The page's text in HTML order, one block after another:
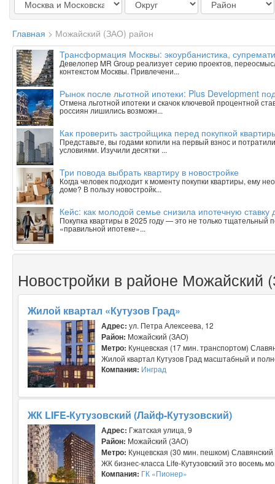
Главная > Можайский (ЗАО) район
Трансформация Москвы: экоурбанистика,
Девелопер MR Group реализует серию проектов,
контекстом Москвы. Привлечени...
Рынок после льготной ипотеки: Plus Development
Отмена льготной ипотеки и скачок ключевой процентной
россиян лишились возможн...
Как проверить застройщика перед покупкой
Представьте, вы годами копили на первый взнос и
условиями. Изучили десятки ...
Три повода выбрать квартиру в новостройке
Когда человек подходит к моменту покупки квартиры, ему
доме? В пользу новостройк...
Кейс: как молодой семье снизила ипотечную
Покупка квартиры в 2025 году — это не только тщательный
«правильной ипотеке»...
Новостройки в районе Можайский
Жилой квартал «Кутузов Град»
Адрес: ул. Петра Алексеева, 12
Район: Можайский (ЗАО)
Метро: Кунцевская (17 мин. транспортом)
Жилой квартал Кутузов Град масштабный и
Компания: Инград
ЖК LIFE-Кутузовский (Лайф-Кутузовский)
Адрес: Гжатская улица, 9
Район: Можайский (ЗАО)
Метро: Кунцевская (30 мин. пешком)
ЖК бизнес-класса Life-Кутузовский это восемь
Компания: ГК «Пионер»